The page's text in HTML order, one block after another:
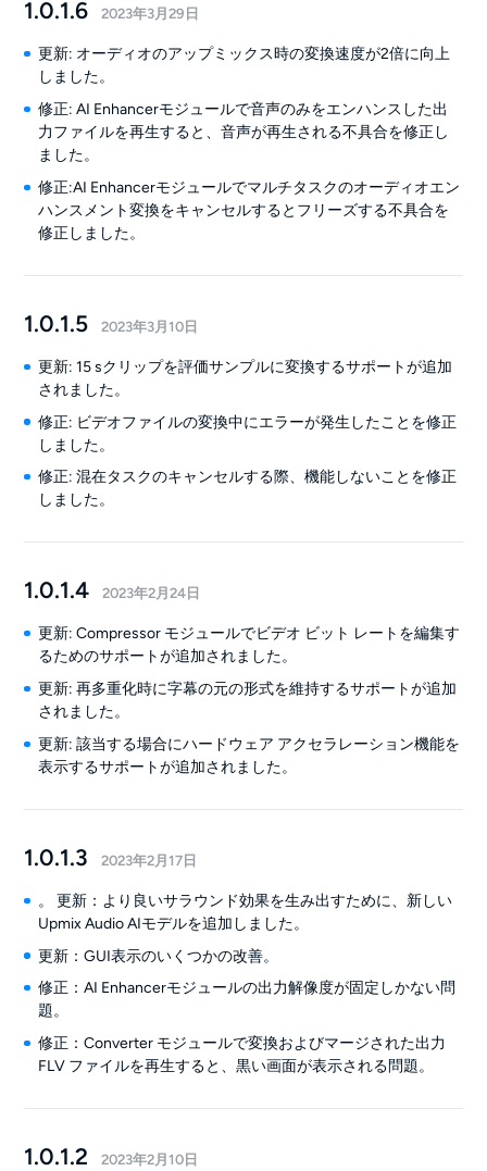
1.0.1.6 2023年3月29日
更新: オーディオのアップミックス時の変換速度が2倍に向上
しました。
修正: AI Enhancerモジュールで音声のみをエンハンスした出
力ファイルを再生すると、音声が再生される不具合を修正し
ました。
修正:AI Enhancerモジュールでマルチタスクのオーディオエン
ハンスメント変換をキャンセルするとフリーズする不具合を
修正しました。
1.0.1.5 2023年3月10日
更新: 15 sクリップを評価サンプルに変換するサポートが追加
されました。
修正: ビデオファイルの変換中にエラーが発生したことを修正
しました。
修正: 混在タスクのキャンセルする際、機能しないことを修正
しました。
1.0.1.4 2023年2月24日
更新: Compressor モジュールでビデオ ビット レートを編集す
るためのサポートが追加されました。
更新: 再多重化時に字幕の元の形式を維持するサポートが追加
されました。
更新: 該当する場合にハードウェア アクセラレーション機能を
表示するサポートが追加されました。
1.0.1.3 2023年2月17日
。 更新：より良いサラウンド効果を生み出すために、新しい
Upmix Audio AIモデルを追加しました。
更新：GUI表示のいくつかの改善。
修正：AI Enhancerモジュールの出力解像度が固定しかない問
題。
修正：Converter モジュールで変換およびマージされた出力
FLV ファイルを再生すると、黒い画面が表示される問題。
1.0.1.2 2023年2月10日